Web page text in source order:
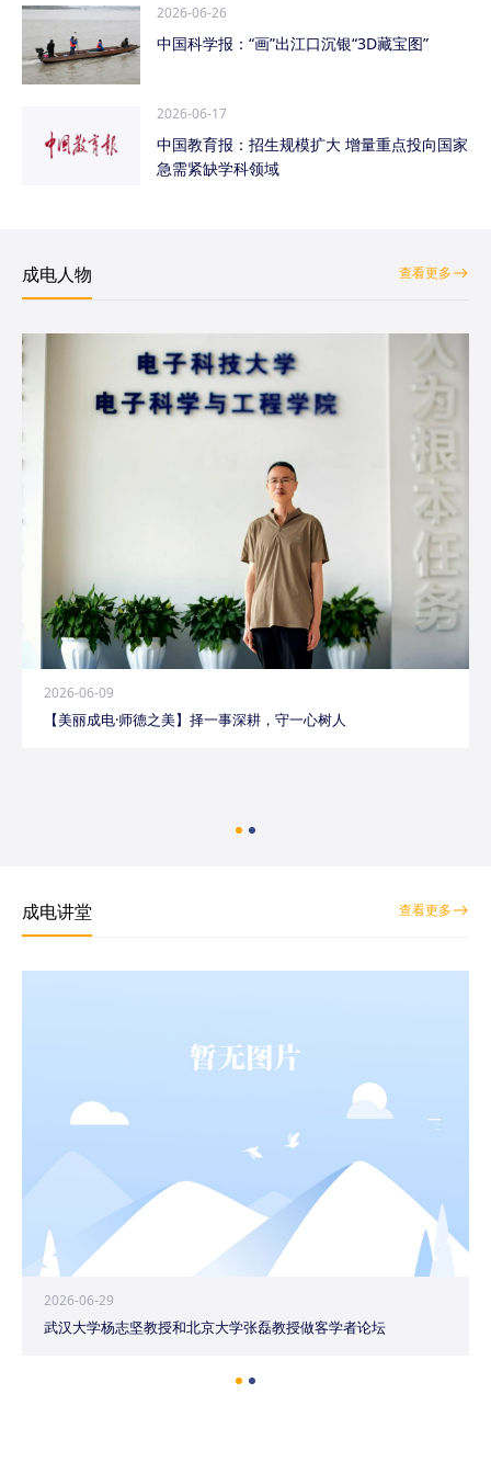
2026-06-26
中国科学报：“画”出江口沉银“3D藏宝图”
2026-06-17
中国教育报：招生规模扩大 增量重点投向国家
急需紧缺学科领域
成电人物 查看更多
2026-06-09
【美丽成电·师德之美】择一事深耕，守一心树人
成电讲堂 查看更多
2026-06-29
武汉大学杨志坚教授和北京大学张磊教授做客学者论坛